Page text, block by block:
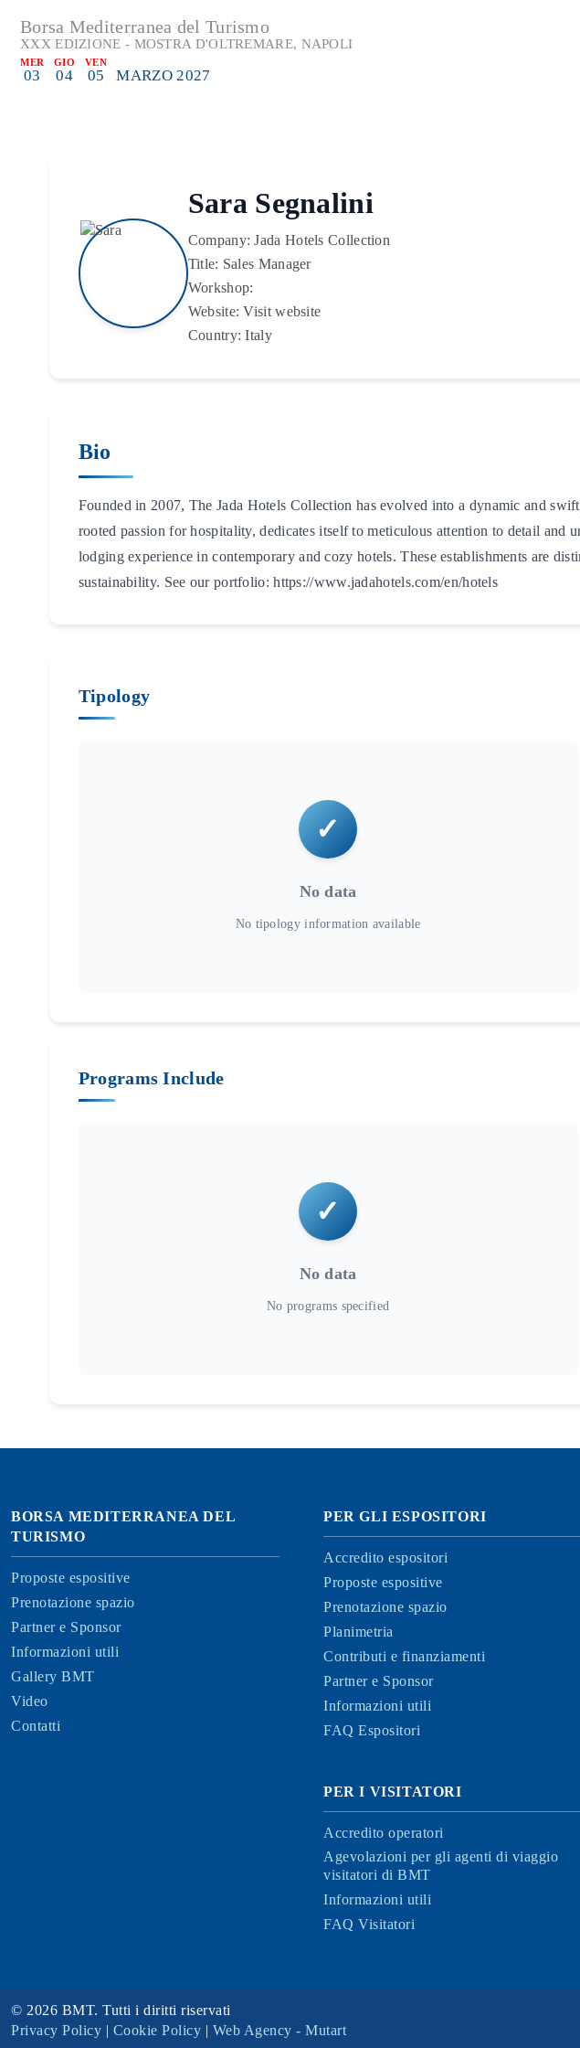
Borsa Mediterranea del Turismo
XXX EDIZIONE - MOSTRA D'OLTREMARE, NAPOLI
MER
03
GIO
04
VEN
05 MARZO 2027
Sara Segnalini
Company: Jada Hotels Collection
Title: Sales Manager
Workshop:
Website: Visit website
Country: Italy
Bio
Founded in 2007, The Jada Hotels Collection has evolved into a dynamic and
rooted passion for hospitality, dedicates itself to meticulous attention to detail
lodging experience in contemporary and cozy hotels. These establishments are
sustainability. See our portfolio: https://www.jadahotels.com/en/hotels
Tipology
No data
Programs Include
No data
BORSA MEDITERRANEA DEL
TURISMO
Proposte espositive
Prenotazione spazio
Partner e Sponsor
Informazioni utili
Gallery BMT
Video
Contatti
PER GLI ESPOSITORI
Accredito espositori
Proposte espositive
Prenotazione spazio
Planimetria
Contributi e finanziamenti
Partner e Sponsor
Informazioni utili
FAQ Espositori
PER I VISITATORI
Accredito operatori
Agevolazioni per gli agenti di viaggio
visitatori di BMT
Informazioni utili
FAQ Visitatori
© 2026 BMT. Tutti i diritti riservati
Privacy Policy | Cookie Policy | Web Agency - Mutart